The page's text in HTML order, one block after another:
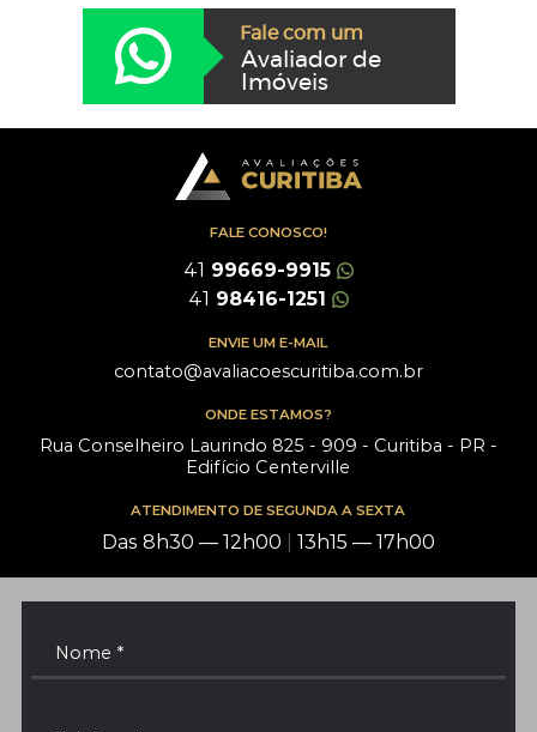
Fale com um
Avaliador de
Imóveis
ENVIE UM E-MAIL
contato@avaliacoescuritiba.com.br
ONDE ESTAMOS?
Rua Conselheiro Laurindo 825 - 909 - Curitiba - PR -
Edifício Centerville
FALE CONOSCO!
41 99669-9915
41 98416-1251
ATENDIMENTO DE SEGUNDA A SEXTA
Das 8h30 — 12h00 13h15 — 17h00